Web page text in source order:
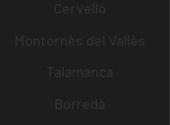
Cervelló
Montornès del Vallès
Talamanca
Borredà